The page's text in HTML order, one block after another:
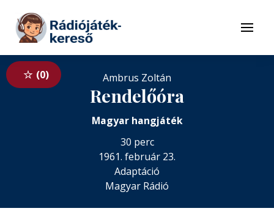
Tovább a tartalomhoz
Menü
0 Ambrus Zoltán
Rendelőóra
Magyar hangjáték
30 perc
1961. február 23.
Adaptáció
Magyar Rádió